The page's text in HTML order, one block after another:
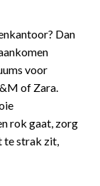
Dan
voor
of Zara.
rok gaat, zorg
te strak zit,